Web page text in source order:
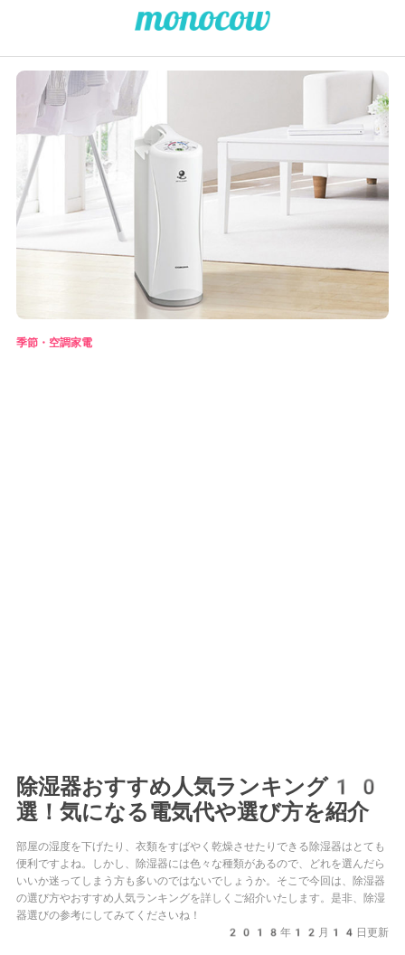
季節・空調家電
除湿器おすすめ人気ランキング10
選！気になる電気代や選び方を紹介
部屋の湿度を下げたり、衣類をすばやく乾燥させたりできる除湿器はとても
便利ですよね。しかし、除湿器には色々な種類があるので、どれを選んだら
いいか迷ってしまう方も多いのではないでしょうか。そこで今回は、除湿器
の選び方やおすすめ人気ランキングを詳しくご紹介いたします。是非、除湿
器選びの参考にしてみてくださいね！
2018年12月14日更新